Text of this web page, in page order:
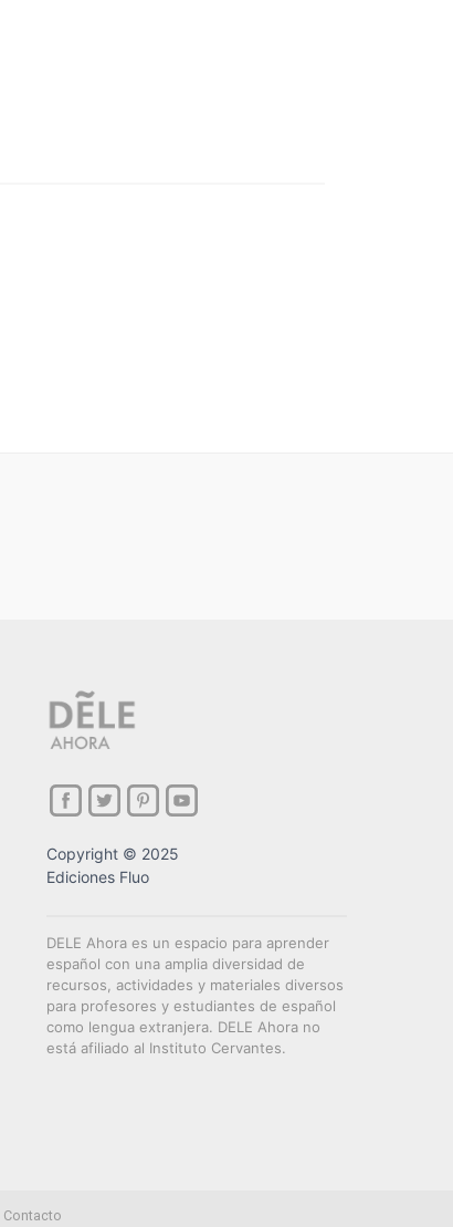
Copyright © 2025
Ediciones Fluo
DELE Ahora es un espacio para aprender
español con una amplia diversidad de
recursos, actividades y materiales diversos
para profesores y estudiantes de español
como lengua extranjera. DELE Ahora no
está afiliado al Instituto Cervantes.
Contacto